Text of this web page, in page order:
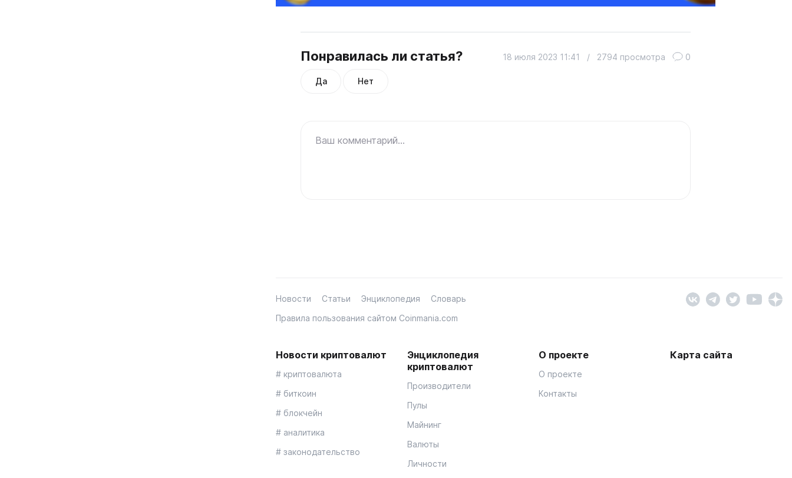
Понравилась ли статья?
Да Нет
18 июля 2023 11:41 / 2794 просмотра 0
Ваш комментарий...
Новости Статьи Энциклопедия
Словарь
Правила пользования сайтом Coinmania.com
Новости криптовалют
# криптовалюта
# биткоин
# блокчейн
# аналитика
# законодательство
Энциклопедия
криптовалют
Производители
Пулы
Майнинг
Валюты
Личности
О проекте
О проекте
Контакты
Карта сайта